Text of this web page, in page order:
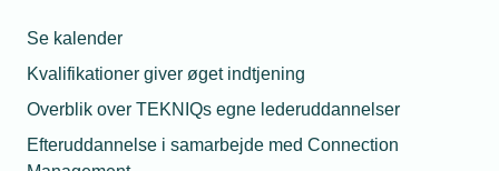
Se kalender
Kvalifikationer giver øget indtjening
Overblik over TEKNIQs egne lederuddannelser
Efteruddannelse i samarbejde med Connection